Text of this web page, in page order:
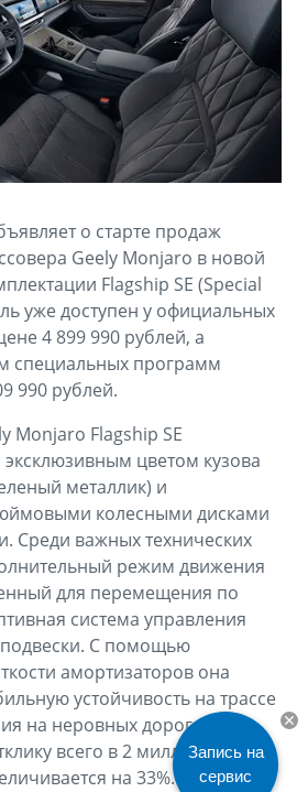
PREFACE
от 3 079 990 ₽*
о старте продаж
Geely Monjaro в новой
Flagship SE (Special
уже доступен у официальных
4 899 990 рублей, а
специальных программ
990 рублей.
Monjaro Flagship SE
цветом кузова
металлик) и
колесными дисками
Среди важных технических
режим движения
для перемещения по
система управления
С помощью
амортизаторов она
устойчивость на трассе
на неровных дорогах, при
всего в 2 миллисекунды,
на 33%.
Запись на
сервис